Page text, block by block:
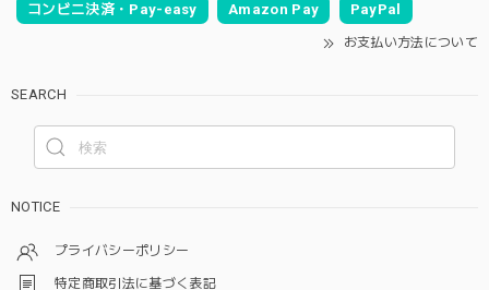
コンビニ決済・Pay-easy Amazon Pay PayPal
お支払い方法について
SEARCH
NOTICE
プライバシーポリシー
特定商取引法に基づく表記